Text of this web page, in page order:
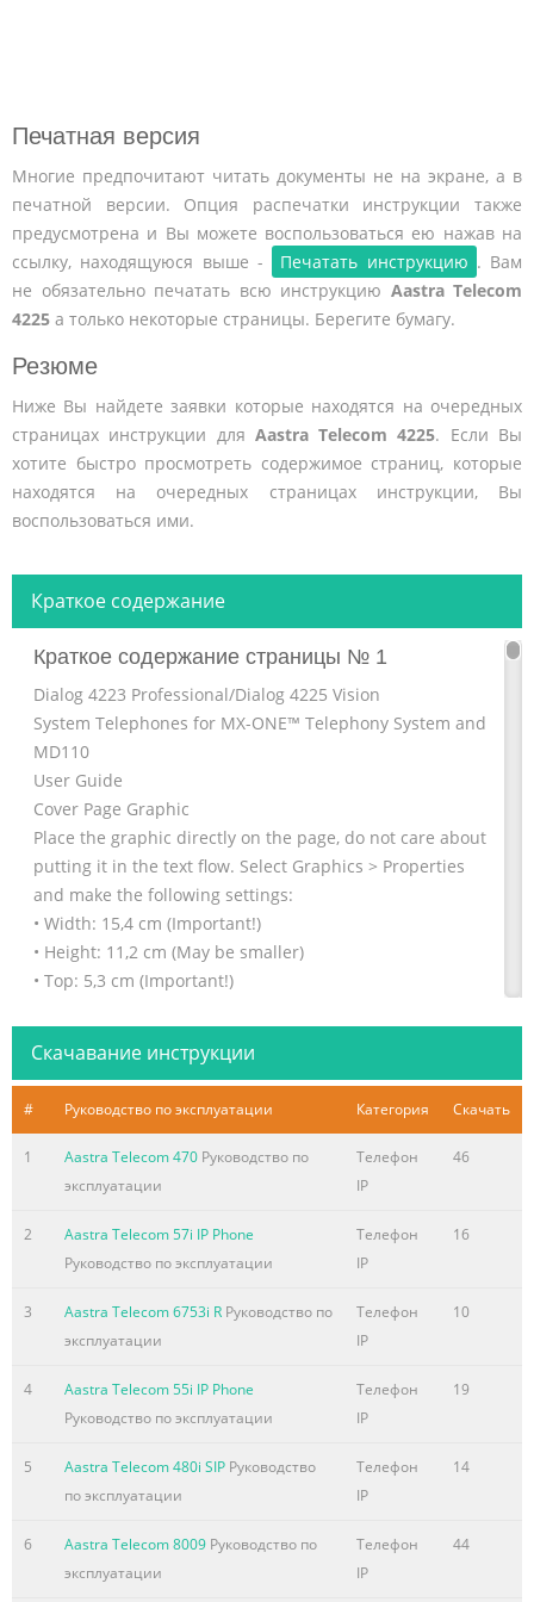
Печатная версия
Многие предпочитают читать документы не на экране, а в
печатной версии. Опция распечатки инструкции также
предусмотрена и Вы можете воспользоваться ею нажав на
ссылку, находящуюся выше -
Печатать инструкцию . Вам
не обязательно печатать всю инструкцию Aastra Telecom
4225 а только некоторые страницы. Берегите бумагу.
Резюме
Ниже Вы найдете заявки которые находятся на очередных
страницах инструкции для Aastra Telecom 4225. Если Вы
хотите быстро просмотреть содержимое страниц, которые
находятся на очередных страницах инструкции, Вы
воспользоваться ими.
Краткое содержание
Краткое содержание страницы № 1
Dialog 4223 Professional/Dialog 4225 Vision
System Telephones for MX-ONE™ Telephony System and
MD110
User Guide
Cover Page Graphic
Place the graphic directly on the page, do not care about
putting it in the text flow. Select Graphics > Properties
and make the following settings:
• Width: 15,4 cm (Important!)
• Height: 11,2 cm (May be smaller)
• Top: 5,3 cm (Important!)
Краткое содержание страницы № 2
EN/LZT 103 68 R6A © Aastra Telecom Sweden AB 2008. All
rights reserved.
Краткое содержание страницы № 3
Table of Contents Table of Contents Welcome
.......................................................... 4 Important User
....................................................... 7 Free Seating
................................................... 28 Incoming Calls
............................................... 35 During Calls
...................................................
Краткое содержание страницы № 4
Dialog 4223 Professional and Dialog 4225 Vision. This
guide describes the available features of the telephones
Скачавание инструкции
# Руководство по эксплуатации Категория Скачать
1 Aastra Telecom 470 Руководство по
эксплуатации
Телефон
IP
46
2
Aastra Telecom 57i IP Phone
Руководство по эксплуатации
Телефон
IP
16
3 Aastra Telecom 6753i R Руководство по
эксплуатации
Телефон
IP
10
4
Aastra Telecom 55i IP Phone
Руководство по эксплуатации
Телефон
IP
19
5 Aastra Telecom 480i SIP Руководство
по эксплуатации
Телефон
IP
14
6 Aastra Telecom 8009 Руководство по
эксплуатации
Телефон
IP
44